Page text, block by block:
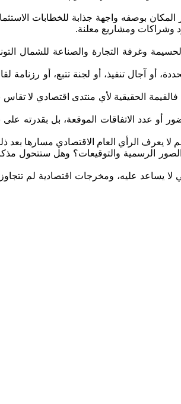
بوصفه واجهة جذابة للخطابات
وشراكات ومشاريع معلنة.
وغرفة التجارة والصناعة للشمال
أو آجال تنفيذ، أو لجنة تتبع، أو رزنامة
الحقيقية لأي منتدى اقتصادي لا تقاس
أو عدد الاتفاقات الموقعة، بل بقدرته
لا يعرف الرأي العام الاقتصادي مسارها بعد
الصور الرسمية والتوقيعات؟ وهل ستتحول
يساعد عليه، ومخرجات اقتصادية لم